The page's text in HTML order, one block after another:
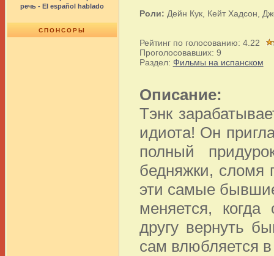
речь - El español hablado
СПОНСОРЫ
Роли: Дейн Кук, Кейт Хадсон,
Рейтинг по голосованию: 4.22
Проголосовавших: 9
Раздел: Фильмы на испанском
Описание:
Тэнк
идиота! Он
полный
бедняжки, сломя
эти самые
меняется,
другу вернуть
сам влюбляется в